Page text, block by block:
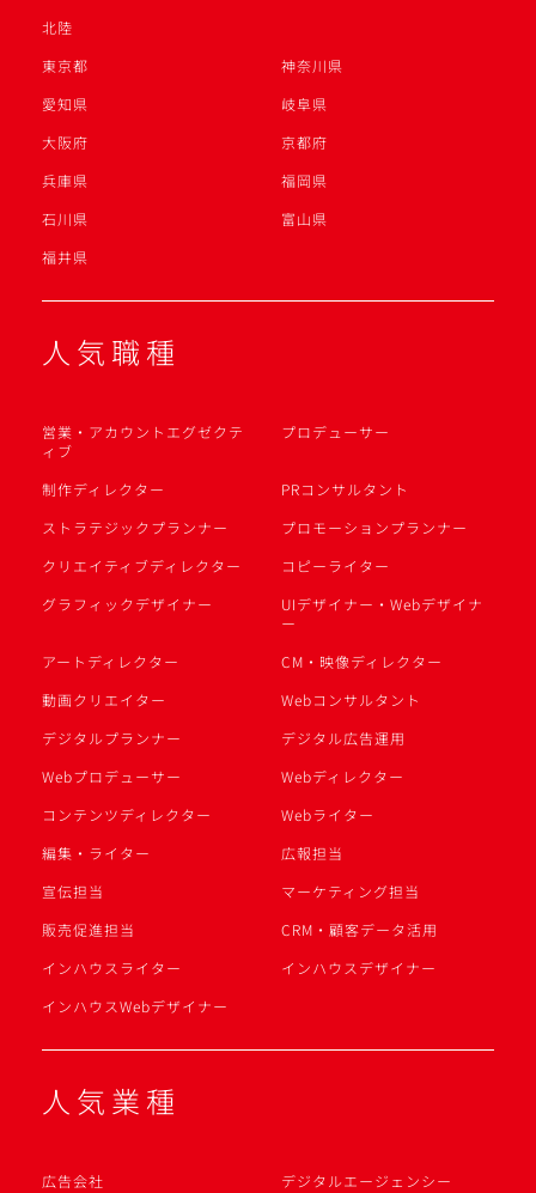
北陸
東京都
神奈川県
愛知県
岐阜県
大阪府
京都府
兵庫県
福岡県
石川県
富山県
福井県
人気職種
営業・アカウントエグゼクテ
ィブ
プロデューサー
制作ディレクター
PRコンサルタント
ストラテジックプランナー
プロモーションプランナー
クリエイティブディレクター
コピーライター
グラフィックデザイナー
UIデザイナー・Webデザイナ
ー
アートディレクター
CM・映像ディレクター
動画クリエイター
Webコンサルタント
デジタルプランナー
デジタル広告運用
Webプロデューサー
Webディレクター
コンテンツディレクター
Webライター
編集・ライター
広報担当
宣伝担当
マーケティング担当
販売促進担当
CRM・顧客データ活用
インハウスライター
インハウスデザイナー
インハウスWebデザイナー
人気業種
広告会社
デジタルエージェンシー